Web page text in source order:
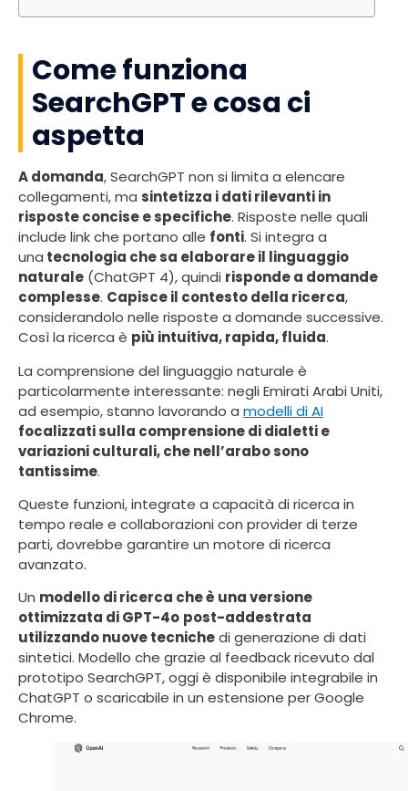
Come funziona
SearchGPT e cosa ci
aspetta
A domanda, SearchGPT non si limita a elencare
collegamenti, ma sintetizza i dati rilevanti in
risposte concise e specifiche. Risposte nelle quali
include link che portano alle fonti. Si integra a
una tecnologia che sa elaborare il linguaggio
naturale (ChatGPT 4), quindi risponde a domande
complesse. Capisce il contesto della ricerca,
considerandolo nelle risposte a domande successive.
Così la ricerca è più intuitiva, rapida, fluida.
La comprensione del linguaggio naturale è
particolarmente interessante: negli Emirati Arabi Uniti,
ad esempio, stanno lavorando a modelli di AI
focalizzati sulla comprensione di dialetti e
variazioni culturali, che nell’arabo sono
tantissime.
Queste funzioni, integrate a capacità di ricerca in
tempo reale e collaborazioni con provider di terze
parti, dovrebbe garantire un motore di ricerca
avanzato.
Un modello di ricerca che è una versione
ottimizzata di GPT-4o post-addestrata
utilizzando nuove tecnichedi generazione di dati
sintetici. Modello che grazie al feedback ricevuto dal
prototipo SearchGPT, oggi è disponibile integrabile in
ChatGPT o scaricabile in un estensione per Google
Chrome.